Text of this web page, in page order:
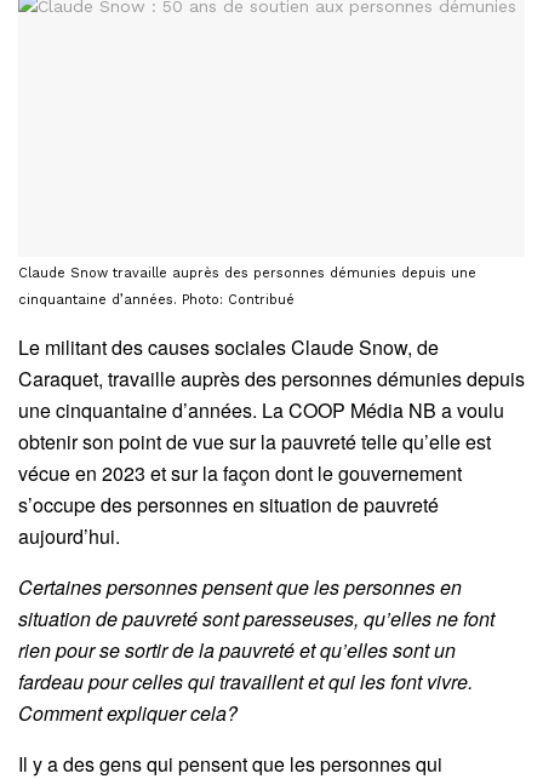
Claude Snow travaille auprès des personnes démunies depuis une
cinquantaine d’années. Photo: Contribué
Le militant des causes sociales Claude Snow, de
Caraquet, travaille auprès des personnes démunies depuis
une cinquantaine d’années. La COOP Média NB a voulu
obtenir son point de vue sur la pauvreté telle qu’elle est
vécue en 2023 et sur la façon dont le gouvernement
s’occupe des personnes en situation de pauvreté
aujourd’hui.
Certaines personnes pensent que les personnes en
situation de pauvreté sont paresseuses, qu’elles ne font
rien pour se sortir de la pauvreté et qu’elles sont un
fardeau pour celles qui travaillent et qui les font vivre.
Comment expliquer cela?
Il y a des gens qui pensent que les personnes qui